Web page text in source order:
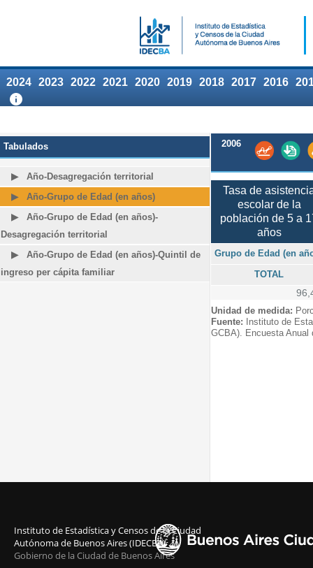
2024 2023 2022 2021 2020 2019 2018 2017 2016
Tabulados
Año-Desagregación territorial
Año-Grupo de Edad (en años)
Año-Grupo de Edad (en años)-
Desagregación territorial
Año-Grupo de Edad (en años)-Quintil de
ingreso per cápita familiar
2006
Tasa de
escolar de la
población de 5 a
años
Grupo de Edad (en
TOTAL
Unidad de medida:
Fuente: Instituto de
GCBA). Encuesta Anual
Instituto de Estadística y Censos de la Ciudad
Autónoma de Buenos Aires (IDECBA)
Gobierno de la Ciudad de Buenos Aires